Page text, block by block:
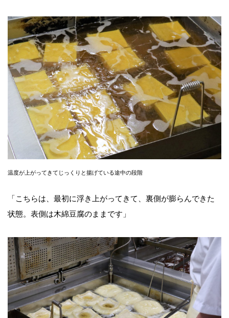
温度が上がってきてじっくりと揚げている途中の段階
「こちらは、最初に浮き上がってきて、裏側が膨らんできた
状態。表側は木綿豆腐のままです」